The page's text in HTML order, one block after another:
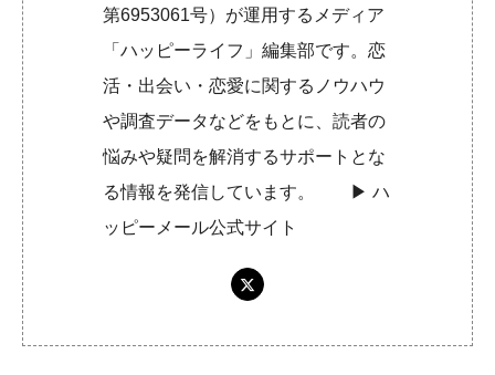
第6953061号）が運用するメディア
「ハッピーライフ」編集部です。恋
活・出会い・恋愛に関するノウハウ
や調査データなどをもとに、読者の
悩みや疑問を解消するサポートとな
る情報を発信しています。 ▶︎ハ
ッピーメール公式サイト